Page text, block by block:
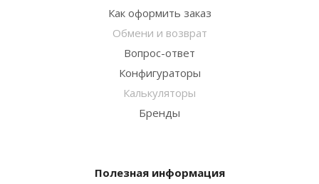
Как оформить заказ
Обмени и возврат
Вопрос-ответ
Конфигураторы
Калькуляторы
Бренды
Полезная информация